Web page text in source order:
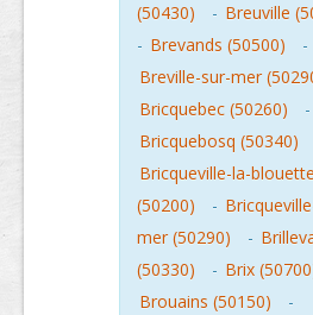
(50430)
- Breuville
- Brevands (50500)
-
Breville-sur-mer
Bricquebec (50260)
-
Bricquebosq (50340)
Bricqueville-la-blouette
(50200)
-
mer (50290)
-
(50330)
- Brix
Brouains (50150)
-